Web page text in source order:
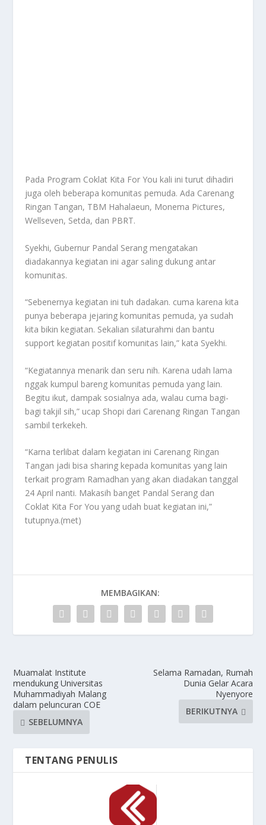
Pada Program Coklat Kita For You kali ini turut dihadiri
juga oleh beberapa komunitas pemuda. Ada Carenang
Ringan Tangan, TBM Hahalaeun, Monema Pictures,
Wellseven, Setda, dan PBRT.
Syekhi, Gubernur Pandal Serang mengatakan
diadakannya kegiatan ini agar saling dukung antar
komunitas.
“Sebenernya kegiatan ini tuh dadakan. cuma karena kita
punya beberapa jejaring komunitas pemuda, ya sudah
kita bikin kegiatan. Sekalian silaturahmi dan bantu
support kegiatan positif komunitas lain,” kata Syekhi.
“Kegiatannya menarik dan seru nih. Karena udah lama
nggak kumpul bareng komunitas pemuda yang lain.
Begitu ikut, dampak sosialnya ada, walau cuma bagi-
bagi takjil sih,” ucap Shopi dari Carenang Ringan Tangan
sambil terkekeh.
“Karna terlibat dalam kegiatan ini Carenang Ringan
Tangan jadi bisa sharing kepada komunitas yang lain
terkait program Ramadhan yang akan diadakan tanggal
24 April nanti. Makasih banget Pandal Serang dan
Coklat Kita For You yang udah buat kegiatan ini,”
tutupnya.(met)
MEMBAGIKAN:
Muamalat Institute
mendukung Universitas
Muhammadiyah Malang
dalam peluncuran COE
SEBELUMNYA
Selama Ramadan, Rumah
Dunia Gelar Acara
Nyenyore
BERIKUTNYA
TENTANG PENULIS